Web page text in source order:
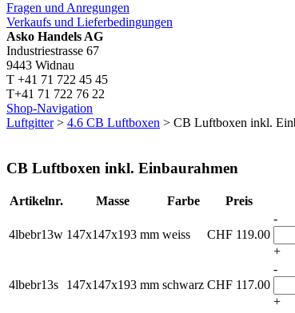
Fragen und Anregungen
Verkaufs und Lieferbedingungen
Asko Handels AG
Industriestrasse 67
9443 Widnau
T +41 71 722 45 45
T+41 71 722 76 22
Shop-Navigation
Luftgitter> 4.6 CB Luftboxen > CB Luftboxen inkl.
CB Luftboxen inkl. Einbaurahmen
Artikelnr. Masse Farbe Preis
4lbebr13w 147x147x193 mm weiss CHF 119.00
-
+
4lbebr13s 147x147x193 mm schwarz CHF 117.00
-
+